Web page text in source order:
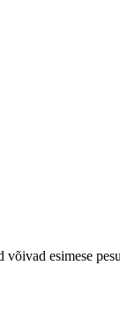
esimese